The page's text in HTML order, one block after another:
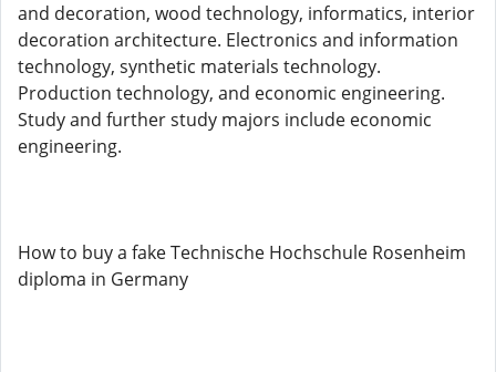
and decoration, wood technology, informatics, interior
decoration architecture. Electronics and information
technology, synthetic materials technology.
Production technology, and economic engineering.
Study and further study majors include economic
engineering.
How to buy a fake Technische Hochschule Rosenheim
diploma in Germany